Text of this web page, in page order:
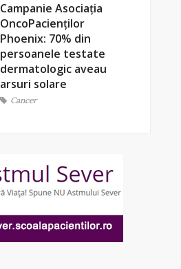
Campanie Asociația
OncoPacienților
Phoenix: 70% din
persoanele testate
dermatologic aveau
arsuri solare
Cancer